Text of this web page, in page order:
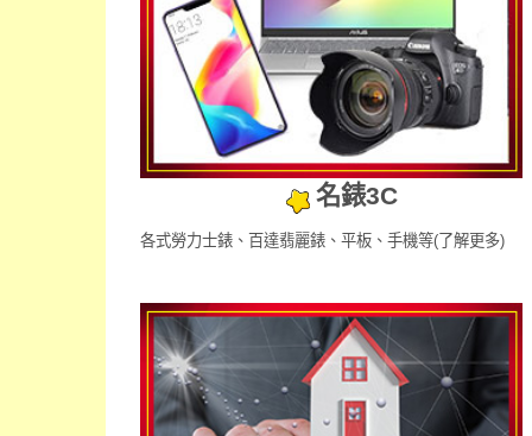
名錶3C
各式勞力士錶、百達翡麗錶、平板、手機等(了解更多)